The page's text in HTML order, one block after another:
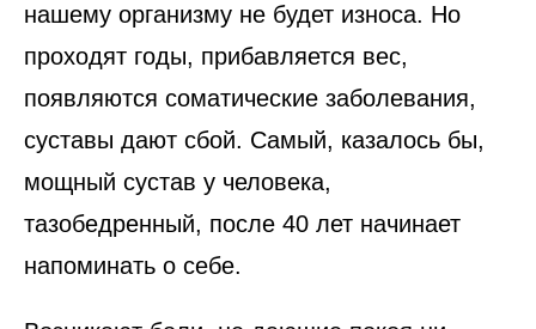
нашему организму не будет износа. Но
проходят годы, прибавляется вес,
появляются соматические заболевания,
суставы дают сбой. Самый, казалось бы,
мощный сустав у человека,
тазобедренный, после 40 лет начинает
напоминать о себе.